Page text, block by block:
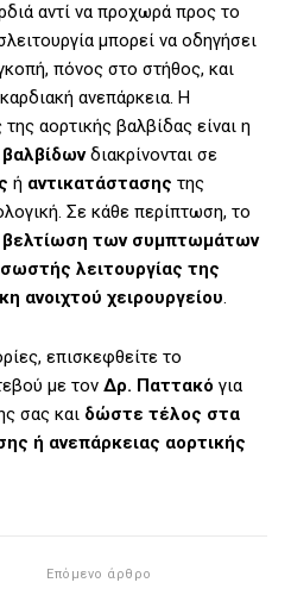
αντί να προχωρά προς το
μπορεί να οδηγήσει
πόνος στο στήθος, και
ανεπάρκεια. Η
αορτικής βαλβίδας είναι η
διακρίνονται σε
ή αντικατάστασης της
Σε κάθε περίπτωση, το
βελτίωση των συμπτωμάτων
λειτουργίας της
ανοιχτού χειρουργείου.
επισκεφθείτε το
με τον Δρ. Παττακό για
σας και δώστε τέλος στα
ή ανεπάρκειας αορτικής
Επόμενο άρθρο